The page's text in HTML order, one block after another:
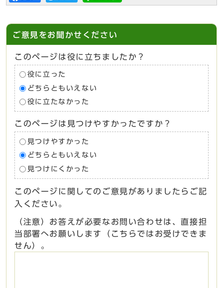
ご意見をお聞かせください
このページは役に立ちましたか？
役に立った
どちらともいえない
役に立たなかった
このページは見つけやすかったですか？
見つけやすかった
どちらともいえない
見つけにくかった
このページに関してのご意見がありましたらご記
入ください。
（注意）お答えが必要なお問い合わせは、直接担
当部署へお願いします（こちらではお受けできま
せん）。